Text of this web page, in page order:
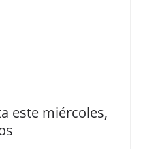
este miércoles,